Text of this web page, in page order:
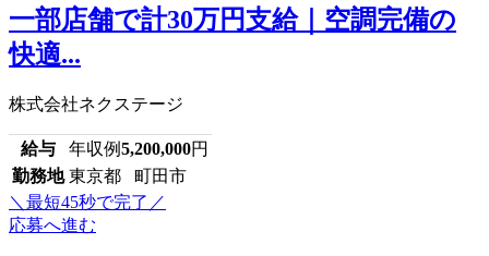
一部店舗で計30万円支給｜空調完備の
快適...
株式会社ネクステージ
給与 年収例5,200,000円
勤務地 東京都 町田市
＼最短45秒で完了／
応募へ進む